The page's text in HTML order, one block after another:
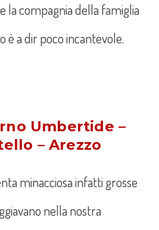
la compagnia della famiglia
è a dir poco incantevole.
Umbertide –
– Arezzo
minacciosa infatti grosse
nella nostra